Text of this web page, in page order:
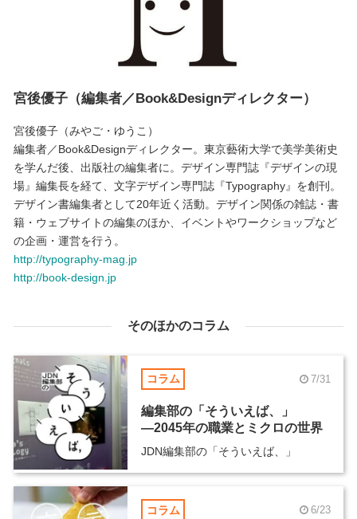
宮後優子（編集者／Book&Designディレクター）
宮後優子（みやご・ゆうこ）
編集者／Book&Designディレクター。東京藝術大学で美学美術史
を学んだ後、出版社の編集者に。デザイン専門誌『デザインの現
場』編集長を経て、文字デザイン専門誌『Typography』を創刊。
デザイン書編集者として20年近く活動。デザイン関係の雑誌・書
籍・ウェブサイトの編集のほか、イベントやワークショップなど
の企画・運営を行う。
http://typography-mag.jp
http://book-design.jp
そのほかのコラム
コラム 7/31
編集部の「そういえば、」
―2045年の職業とミクロの世界
JDN編集部の「そういえば、」
コラム 6/23